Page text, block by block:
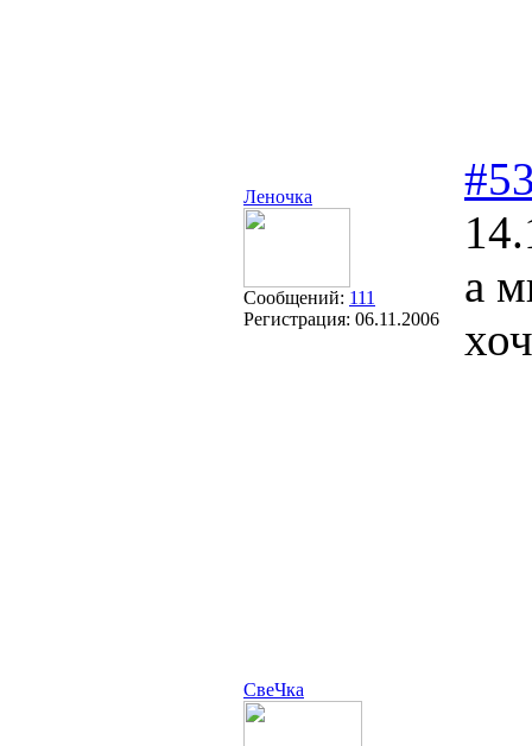
Леночка
Сообщений: 111
Регистрация: 06.11.2006
а
СвеЧка